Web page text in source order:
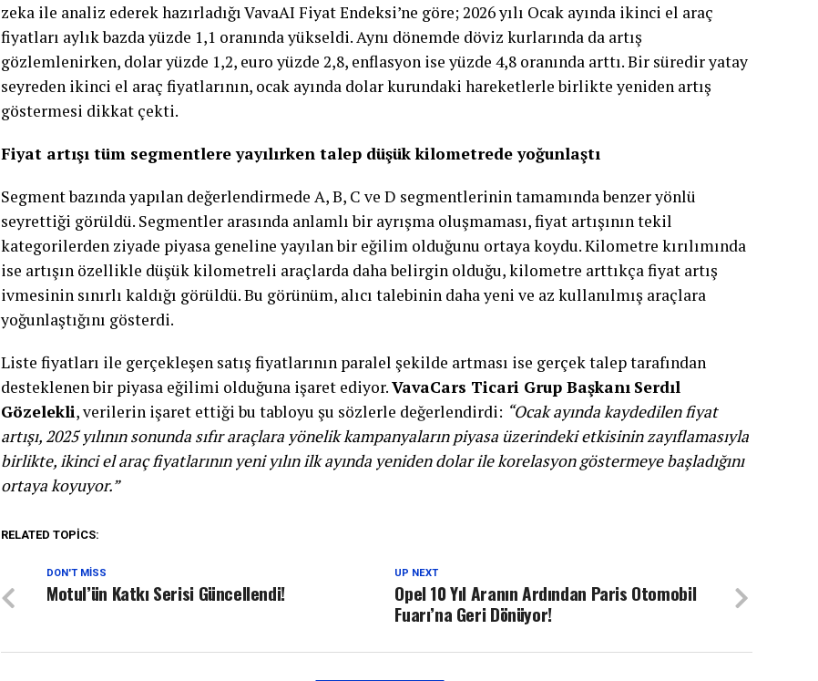
zeka ile analiz ederek hazırladığı VavaAI Fiyat Endeksi’ne göre; 2026 yılı Ocak ayında ikinci el araç
fiyatları aylık bazda yüzde 1,1 oranında yükseldi. Aynı dönemde döviz kurlarında da artış
gözlemlenirken, dolar yüzde 1,2, euro yüzde 2,8, enflasyon ise yüzde 4,8 oranında arttı. Bir süredir yatay
seyreden ikinci el araç fiyatlarının, ocak ayında dolar kurundaki hareketlerle birlikte yeniden artış
göstermesi dikkat çekti.
Fiyat artışı tüm segmentlere yayılırken talep düşük kilometrede yoğunlaştı
Segment bazında yapılan değerlendirmede A, B, C ve D segmentlerinin tamamında benzer yönlü
seyrettiği görüldü. Segmentler arasında anlamlı bir ayrışma oluşmaması, fiyat artışının tekil
kategorilerden ziyade piyasa geneline yayılan bir eğilim olduğunu ortaya koydu. Kilometre kırılımında
ise artışın özellikle düşük kilometreli araçlarda daha belirgin olduğu, kilometre arttıkça fiyat artış
ivmesinin sınırlı kaldığı görüldü. Bu görünüm, alıcı talebinin daha yeni ve az kullanılmış araçlara
yoğunlaştığını gösterdi.
Liste fiyatları ile gerçekleşen satış fiyatlarının paralel şekilde artması ise gerçek talep tarafından
desteklenen bir piyasa eğilimi olduğuna işaret ediyor.VavaCars Ticari Grup Başkanı Serdıl
Gözelekli, verilerin işaret ettiği bu tabloyu şu sözlerle değerlendirdi: “Ocak ayında kaydedilen fiyat
artışı, 2025 yılının sonunda sıfır araçlara yönelik kampanyaların piyasa üzerindeki etkisinin zayıflamasıyla
birlikte, ikinci el araç fiyatlarının yeni yılın ilk ayında yeniden dolar ile korelasyon göstermeye başladığını
ortaya koyuyor.”
RELATED TOPICS:
UP NEXT
Opel 10 Yıl Aranın Ardından Paris Otomobil
Fuarı’na Geri Dönüyor!
DON'T MISS
Motul’ün Katkı Serisi Güncellendi!